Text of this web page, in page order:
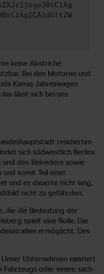
keine Abstriche
Bei den Motoren und
Kamiq Jahreswagen
lässt sich bei uns
residierten
sich südwestlich Berlins
den Belvedere sowie
somit Teil einer
und es dauerte nicht lang,
nicht zu gefährden.
die die Bedeutung der
spielt eine Rolle. Die
ermöglicht. Des
Unternehmen existiert
oder einem sach-